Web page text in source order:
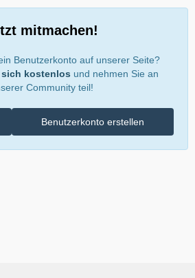
mitmachen!
Benutzerkonto auf unserer Seite?
sich kostenlos und nehmen Sie an
Community teil!
Benutzerkonto erstellen